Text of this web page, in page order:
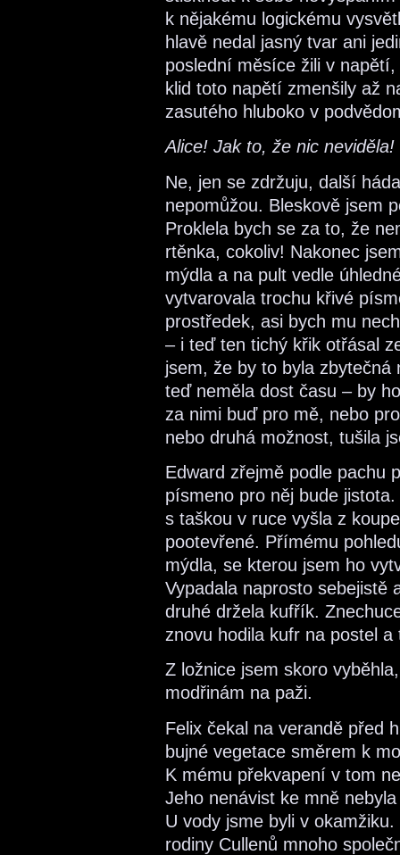
k nějakému logickému
hlavě nedal jasný tvar ani
poslední měsíce žili v
klid toto napětí zmenšily až
zasutého hluboko v
Alice! Jak to, že nic neviděla!
Ne, jen se zdržuju, další
nepomůžou. Bleskově jsem
Proklela bych se za to, že
rtěnka, cokoliv! Nakonec
mýdla a na pult vedle
vytvarovala trochu křivé
prostředek, asi bych mu
– i teď ten tichý křik otřásal
jsem, že by to byla
teď neměla dost času – by
za nimi buď pro mě, nebo
nebo druhá možnost, tušila
Edward zřejmě podle pachu
písmeno pro něj bude
s taškou v ruce vyšla z
pootevřené. Přímému
mýdla, se kterou jsem ho
Vypadala naprosto sebejistě
druhé držela kufřík.
znovu hodila kufr na postel
Z ložnice jsem skoro
modřinám na paži.
Felix čekal na verandě před
bujné vegetace směrem k
K mému překvapení v tom
Jeho nenávist ke mně
U vody jsme byli v
rodiny Cullenů mnoho